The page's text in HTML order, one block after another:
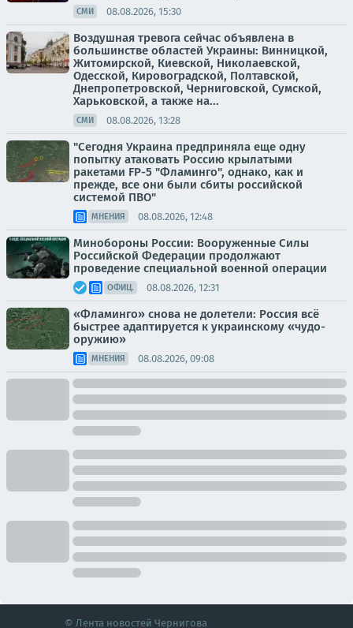
СМИ 08.08.2026, 15:30
Воздушная тревога сейчас объявлена в
большинстве областей Украины: Винницкой,
Житомирской, Киевской, Николаевской,
Одесской, Кировоградской, Полтавской,
Днепропетровской, Черниговской, Сумской,
Харьковской, а также на...
СМИ 08.08.2026, 13:28
"Сегодня Украина предприняла еще одну
попытку атаковать Россию крылатыми
ракетами FP-5 "Фламинго", однако, как и
прежде, все они были сбиты российской
системой ПВО"
МНЕНИЯ 08.08.2026, 12:48
Минобороны России: Вооруженные Силы
Российской Федерации продолжают
проведение специальной военной операции
ОФИЦ. 08.08.2026, 12:31
«Фламинго» снова не долетели: Россия всё
быстрее адаптируется к украинскому «чудо-
оружию»
МНЕНИЯ 08.08.2026, 09:08
© Лента новостей Чернигова